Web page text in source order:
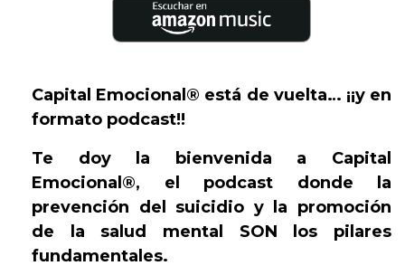
Capital Emocional® está de vuelta… ¡¡y en
formato podcast!!
Te doy la bienvenida a Capital
Emocional®, el podcast donde la
prevención del suicidio y la promoción
de la salud mental SON los pilares
fundamentales.